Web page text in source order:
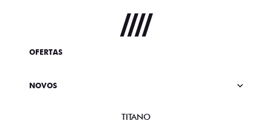
OFERTAS
NOVOS
TITANO